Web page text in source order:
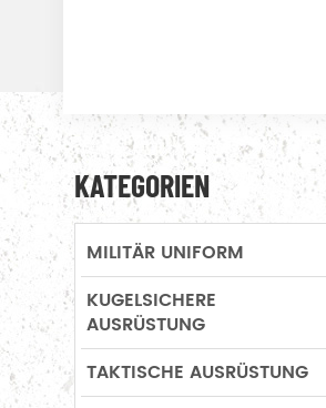
KATEGORIEN
MILITÄR UNIFORM
KUGELSICHERE
AUSRÜSTUNG
TAKTISCHE AUSRÜSTUNG